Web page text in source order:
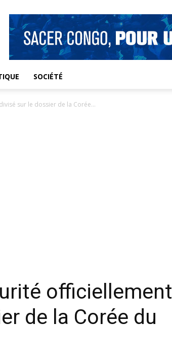
SOCIÉTÉ
sur le dossier de la Corée...
officiellement
de la Corée du